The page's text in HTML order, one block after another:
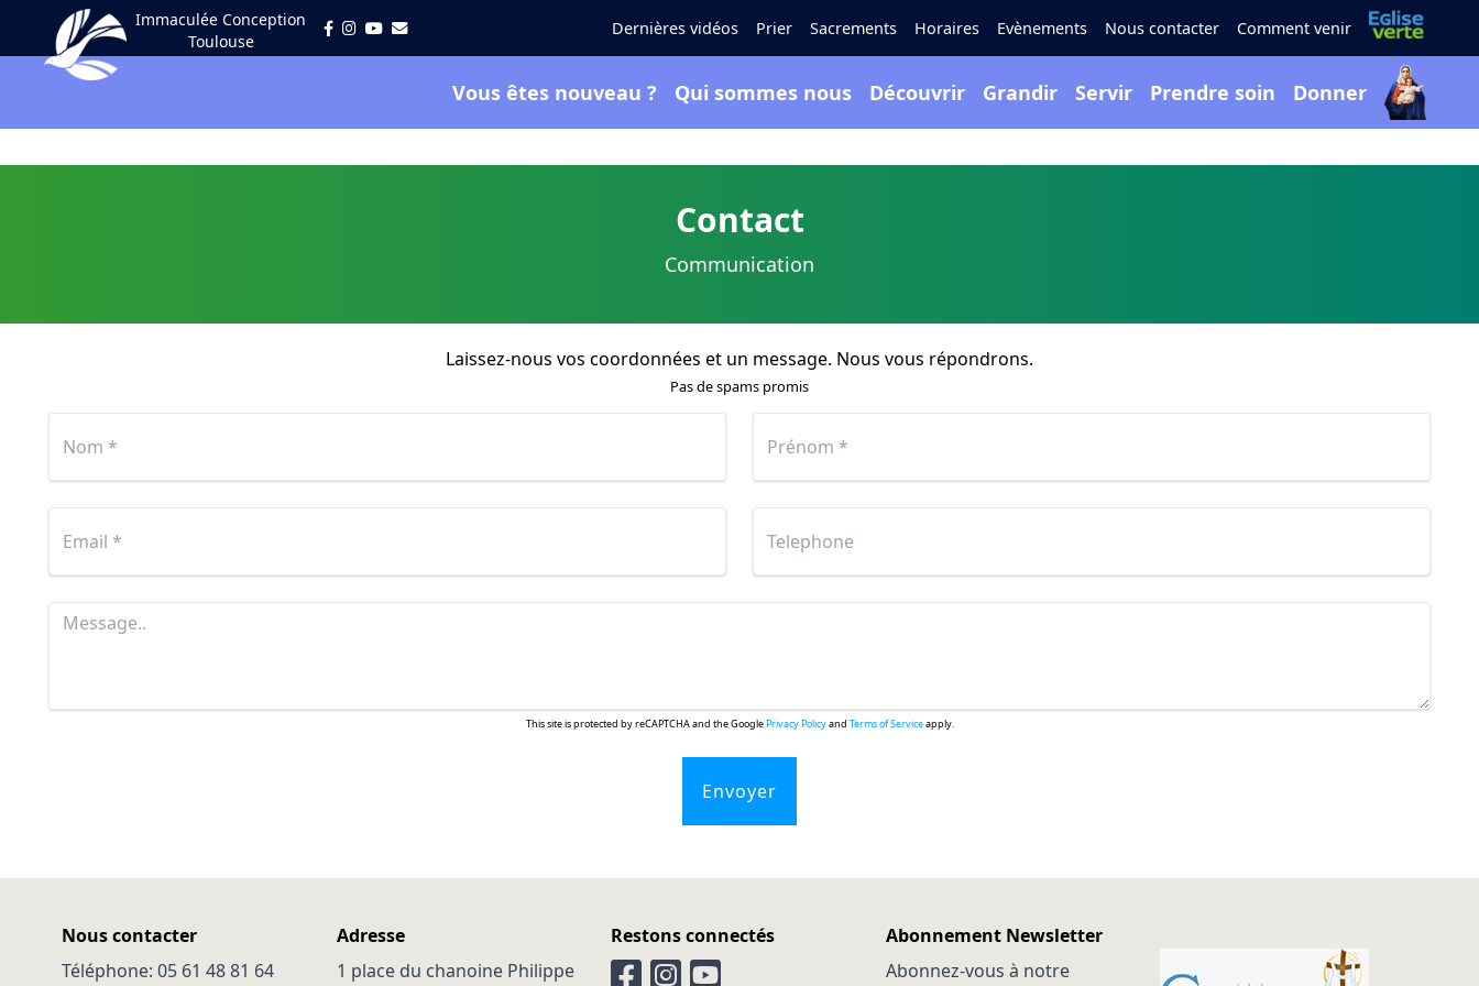
Immaculée Conception
Toulouse
Dernières vidéos Prier Sacrements Horaires Evènements Nous contacter Comment venir
Vous êtes nouveau ? Qui sommes nous Découvrir Grandir Servir Prendre soin Donner
Contact
Communication
Laissez-nous vos coordonnées et un message. Nous vous répondrons.
Pas de spams promis
This site is protected by reCAPTCHA and the GooglePrivacy Policyand Terms of Serviceapply.
Envoyer
Nous contacter
Téléphone: 05 61 48 81 64
Adresse
1 place du chanoine Philippe
Restons connectés
Abonnement Newsletter
Abonnez-vous à notre